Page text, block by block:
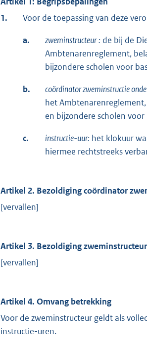
1.
Voor de toepassing van deze
a. zweminstructeur: de bij de
Ambtenarenreglement,
bijzondere scholen voor
b. coördinator zweminstructie
het
en bijzondere scholen
c. instructie-uur: het klokuur
hiermee rechtstreeks
Artikel 2. Bezoldiging coördinator
[vervallen]
Artikel 3. Bezoldiging zweminstructeur
[vervallen]
Artikel 4. Omvang betrekking
Voor de zweminstructeur geldt als
instructie-uren.